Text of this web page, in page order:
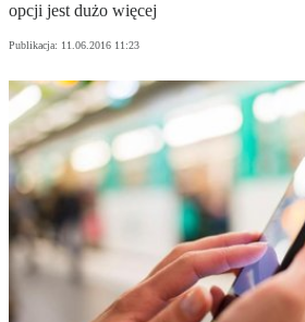
opcji jest dużo więcej
Publikacja: 11.06.2016 11:23